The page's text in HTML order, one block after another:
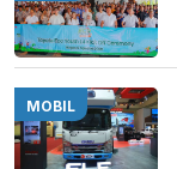
MOBIL